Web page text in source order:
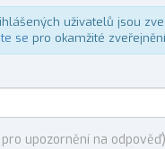
uživatelů jsou
se pro okamžité
upozornění na odpověď)